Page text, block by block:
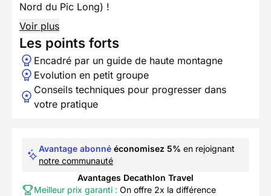
Nord du Pic Long) !
Voir plus
Les points forts
Encadré par un guide de haute montagne
Evolution en petit groupe
Conseils techniques pour progresser dans
votre pratique
Avantage abonné économisez 5% en rejoignant
notre communauté
Avantages Decathlon Travel
Meilleur prix garanti : On offre 2x la différence